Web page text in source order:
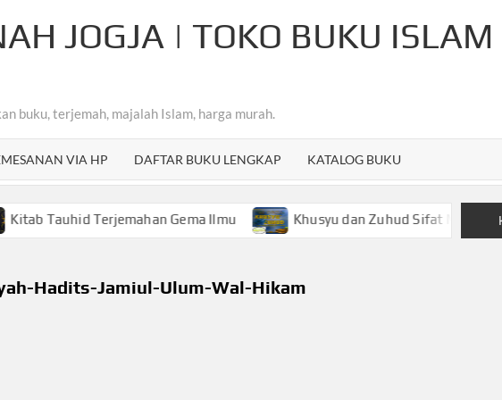
JOGJA | TOKO BUKU
buku, terjemah, majalah Islam, harga murah.
VIA HP DAFTAR BUKU LENGKAP KATALOG BUKU
Terjemahan Gema Ilmu Khusyu dan Zuhud Sifat Mulia Hamba Ar-
Hadits-Jamiul-Ulum-Wal-Hikam